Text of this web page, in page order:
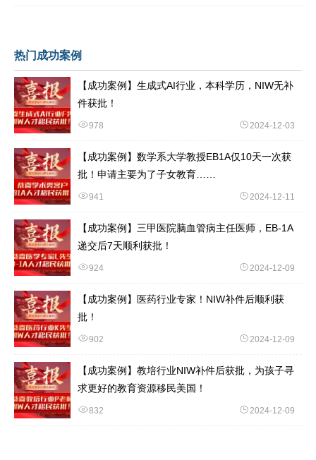
热门成功案例
【成功案例】生成式AI行业，本科学历，NIW无补
件获批！
978 2024-12-03
【成功案例】数学系大学教授EB1A仅10天一次获
批！申请主要为了子女教育……
941 2024-12-11
【成功案例】三甲医院脑血管病主任医师，EB-1A
递交后7天顺利获批！
924 2024-12-09
【成功案例】医药行业专家！NIW补件后顺利获
批！
902 2024-12-09
【成功案例】教培行业NIW补件后获批，为孩子寻
求更好的教育资源移民美国！
832 2024-12-09